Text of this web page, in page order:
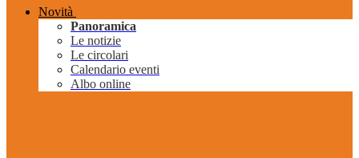
Novità
Panoramica
Le notizie
Le circolari
Calendario eventi
Albo online